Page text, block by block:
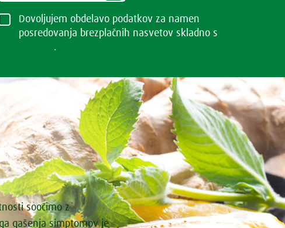
Dovoljujem obdelavo podatkov za namen
posredovanja brezplačnih nasvetov skladno s
.
soočimo z
gašenja simptomov je